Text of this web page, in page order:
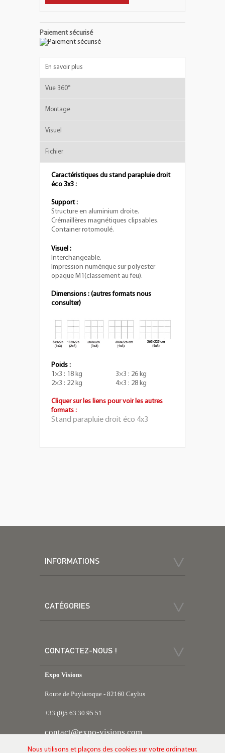
Paiement sécurisé
En savoir plus
Vue 360°
Montage
Visuel
Fichier
Caractéristiques du stand parapluie droit
éco 3x3 :
Support :
Structure en aluminium droite.
Crémaillères magnétiques clipsables.
Container rotomoulé.
Visuel :
Interchangeable.
Impression numérique sur polyester
opaque M1(classement au feu).
Dimensions : (autres formats nous
consulter)
Poids :
1×3 : 18 kg 3×3 : 26 kg
2×3 : 22 kg 4×3 : 28 kg
Cliquer sur les liens pour voir les autres
formats :
Stand parapluie droit éco 4x3
INFORMATIONS
CATÉGORIES
CONTACTEZ-NOUS !
Expo Visions
Route de Puylaroque - 82160 Caylus
+33 (0)5 63 30 95 51
contact@expo-visions.com
Nous utilisons et plaçons des cookies sur votre ordinateur.